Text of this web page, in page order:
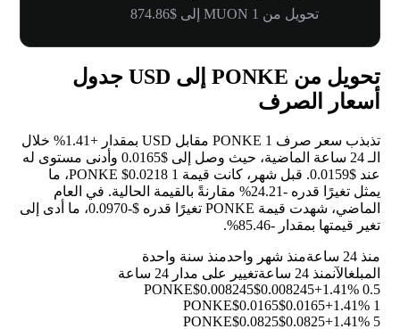
تحويل من 1 MUON إلى $874.86
تحويل من PONKE إلى USD جدول
أسعار الصرف
تذبذب سعر صرف 1 PONKE مقابل USD بمقدار +1.41%
خلال
الـ 24 ساعة الماضية، حيث وصل إلى $0.0165 وأدنى مستوى له
عند $0.0159. قبل شهر، كانت قيمة 1 PONKE $0.0218، ما
يمثل تغيرًا قدره -24.21%
مقارنةً بالقيمة الحالية. في العام
الماضي، شهدت قيمة PONKE تغيرًا قدره $-0.0970، ما أدى إلى
تغير قيمتها بمقدار -85.46%
.
منذ 24 ساعة منذ شهر واحدمنذ سنة واحدة
المبلغالآنمنذ 24 ساعة
تغيير على مدار 24 ساعة
0.5 PONKE
$0.008245$0.008245+1.41%
1 PONKE
$0.0165$0.0165+1.41%
5 PONKE
$0.0825$0.0825+1.41%